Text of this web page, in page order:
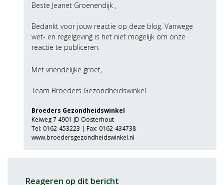
Beste Jeanet Groenendijk ,
Bedankt voor jouw reactie op deze blog. Vanwege
wet- en regelgeving is het niet mogelijk om onze
Met vriendelijke groet,
Team Broeders Gezondheidswinkel
Broeders Gezondheidswinkel
Keiweg 7 4901 JD Oosterhout
Tel: 0162-453223 | Fax: 0162-434738
www.broedersgezondheidswinkel.nl
Reageren op dit bericht